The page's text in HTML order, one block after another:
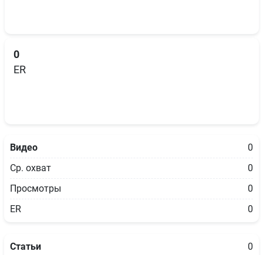
0
ER
Видео
0
Ср. охват
0
Просмотры
0
ER
0
Статьи 0